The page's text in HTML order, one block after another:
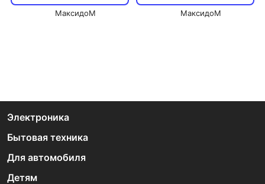
МаксидоМ
МаксидоМ
Электроника
Бытовая техника
Для автомобиля
Детям